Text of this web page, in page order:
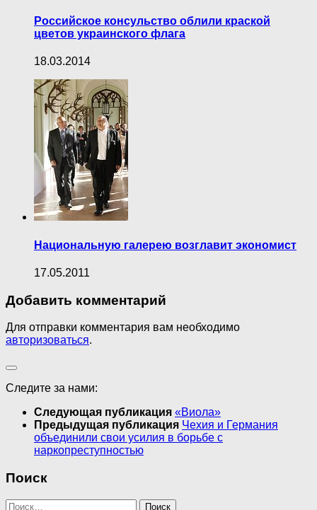
Российское консульство облили краской
цветов украинского флага
18.03.2014
Национальную галерею возглавит экономист
17.05.2011
Добавить комментарий
Для отправки комментария вам необходимо
авторизоваться.
Следите за нами:
Следующая публикация «Виола»
Предыдущая публикация Чехия и Германия
объединили свои усилия в борьбе с
наркопреступностью
Поиск
Найти: